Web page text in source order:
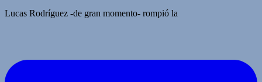
Lucas Rodríguez -de gran momento- rompió la